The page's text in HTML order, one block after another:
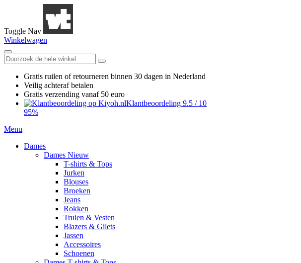
Toggle Nav
Winkelwagen
Gratis ruilen of retourneren binnen 30 dagen in Nederland
Veilig achteraf betalen
Gratis verzending vanaf 50 euro
Klantbeoordeling 9.5 / 10
95%
Menu
Dames
Dames Nieuw
T-shirts & Tops
Jurken
Blouses
Broeken
Jeans
Rokken
Truien & Vesten
Blazers & Gilets
Jassen
Accessoires
Schoenen